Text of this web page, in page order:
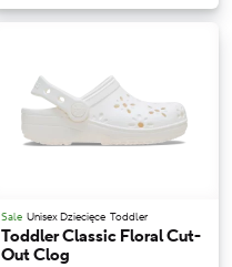
Sale Unisex Dziecięce Toddler
Toddler Classic Floral Cut-
Out Clog